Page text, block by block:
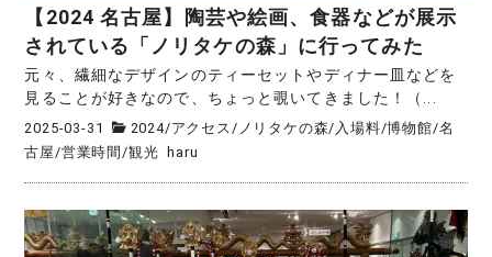
【2024 名古屋】陶芸や絵画、食器などが展示
されている「ノリタケの森」に行ってみた
元々、繊細なデザインのティーセットやディナー皿などを
見ることが好きなので、ちょっと覗いてきました！（...
2025-03-31 2024/アクセス/ ノリタケの森/ 入場料/博物館/名
古屋/営業時間/観光 haru